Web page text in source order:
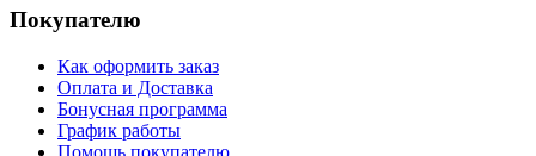
Покупателю
Как оформить заказ
Оплата и Доставка
Бонусная программа
График работы
Помощь покупателю